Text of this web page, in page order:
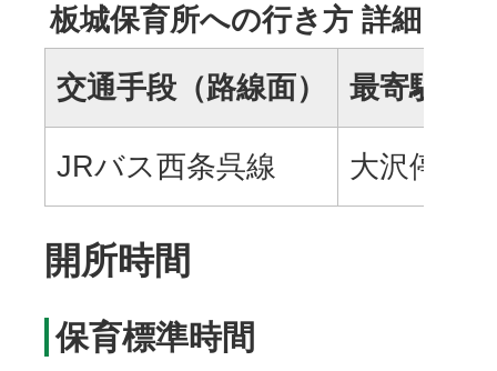
板城保育所への行き方 詳細
交通手段（路線面）
最寄駅・
JRバス西条呉線 大沢停留
開所時間
保育標準時間